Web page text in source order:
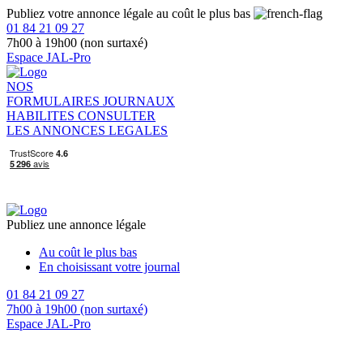
Publiez votre annonce légale au coût le plus bas
01 84 21 09 27
7h00 à 19h00 (non surtaxé)
Espace JAL-Pro
NOS
FORMULAIRES JOURNAUX
HABILITES CONSULTER
LES ANNONCES LEGALES
Publiez une annonce légale
Au coût le plus bas
En choisissant votre journal
01 84 21 09 27
7h00 à 19h00 (non surtaxé)
Espace JAL-Pro